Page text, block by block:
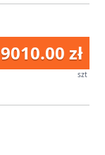
9010.00 zł
szt